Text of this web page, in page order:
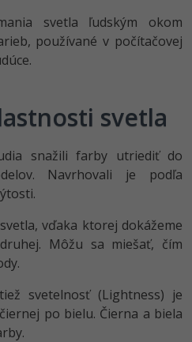
svetla ľudským okom
používané v počítačovej
svetla
snažili farby utriediť do
Navrhovali je podľa
vďaka ktorej dokážeme
Môžu sa miešať, čím
svetelnosť (Lightness) je
po bielu. Čierna a biela